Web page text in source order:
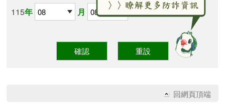
115年 月 日
回網頁頂端